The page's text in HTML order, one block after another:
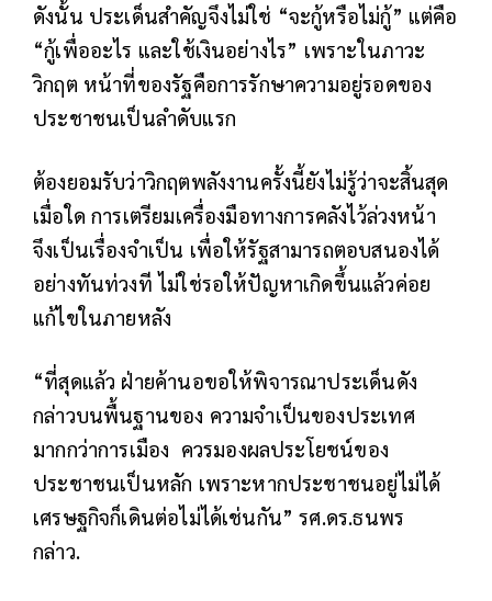
ดังนั้น ประเด็นสำคัญจึงไม่ใช่ “จะกู้หรือไม่กู้” แต่คือ
“กู้เพื่ออะไร และใช้เงินอย่างไร” เพราะในภาวะ
วิกฤต หน้าที่ของรัฐคือการรักษาความอยู่รอดของ
ประชาชนเป็นลำดับแรก
ต้องยอมรับว่าวิกฤตพลังงานครั้งนี้ยังไม่รู้ว่าจะสิ้นสุด
เมื่อใด การเตรียมเครื่องมือทางการคลังไว้ล่วงหน้า
จึงเป็นเรื่องจำเป็น เพื่อให้รัฐสามารถตอบสนองได้
อย่างทันท่วงที ไม่ใช่รอให้ปัญหาเกิดขึ้นแล้วค่อย
แก้ไขในภายหลัง
“ที่สุดแล้ว ฝ่ายค้านอขอให้พิจารณาประเด็นดัง
กล่าวบนพื้นฐานของ ความจำเป็นของประเทศ
มากกว่าการเมือง ควรมองผลประโยชน์ของ
ประชาชนเป็นหลัก เพราะหากประชาชนอยู่ไม่ได้
เศรษฐกิจก็เดินต่อไม่ได้เช่นกัน” รศ.ดร.ธนพร
กล่าว.